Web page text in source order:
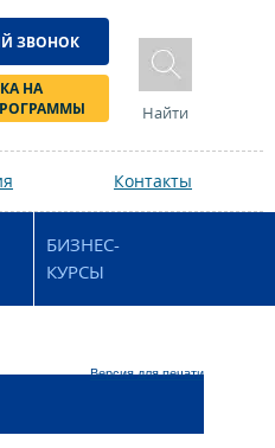
ЗВОНОК
НА
Найти
Контакты
БИЗНЕС-
КУРСЫ
Версия для печати